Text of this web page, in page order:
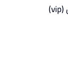
(vip) تهدف إلى : تعزيز سبل الحماية للأشخاص